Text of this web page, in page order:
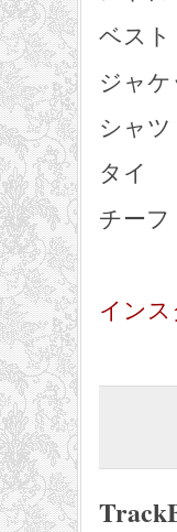
ベス
ジャ
シャ
タイ
チー
イン